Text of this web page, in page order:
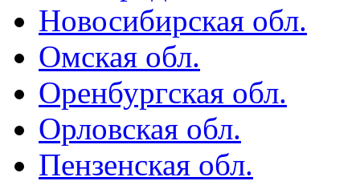
Новосибирская обл.
Омская обл.
Оренбургская обл.
Орловская обл.
Пензенская обл.